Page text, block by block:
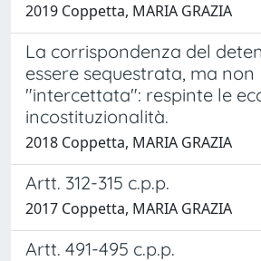
2019 Coppetta, MARIA GRAZIA
La corrispondenza del
essere sequestrata, ma non
"intercettata": respinte le
incostituzionalità.
2018 Coppetta, MARIA GRAZIA
Artt. 312-315 c.p.p.
2017 Coppetta, MARIA GRAZIA
Artt. 491-495 c.p.p.